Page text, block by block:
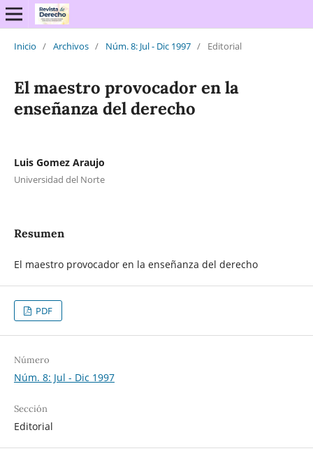
Inicio / Archivos / Núm. 8: Jul - Dic 1997 / Editorial
El maestro provocador en la
enseñanza del derecho
Luis Gomez Araujo
Universidad del Norte
Resumen
El maestro provocador en la enseñanza del derecho
PDF
Número
Núm. 8: Jul - Dic 1997
Sección
Editorial